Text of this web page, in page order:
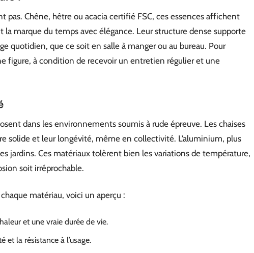
pas. Chêne, hêtre ou acacia certifié FSC, ces essences affichent
la marque du temps avec élégance. Leur structure dense supporte
quotidien, que ce soit en salle à manger ou au bureau. Pour
figure, à condition de recevoir un entretien régulier et une
dans les environnements soumis à rude épreuve. Les chaises
solide et leur longévité, même en collectivité. L’aluminium, plus
jardins. Ces matériaux tolèrent bien les variations de température,
soit irréprochable.
matériau, voici un aperçu :
et une vraie durée de vie.
et la résistance à l’usage.